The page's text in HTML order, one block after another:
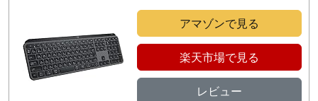
アマゾンで見る
楽天市場で見る
レビュー